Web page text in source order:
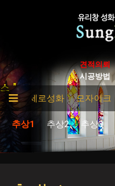
견적의뢰
시공방법
화 세로성화 모자이크
추상1 추상2 추상3